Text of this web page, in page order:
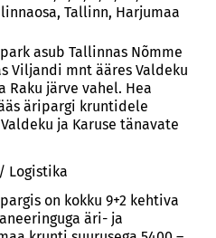
Tallinn, Harjumaa
asub Tallinnas Nõmme
Viljandi mnt ääres Valdeku
Raku järve vahel. Hea
äripargi kruntidele
ja Karuse tänavate
Logistika
on kokku 9+2 kehtiva
äri- ja